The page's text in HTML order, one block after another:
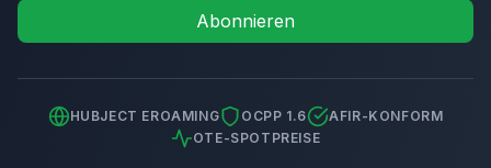
Abonnieren
HUBJECT EROAMING OCPP 1.6
AFIR-KONFORM
OTE-SPOTPREISE